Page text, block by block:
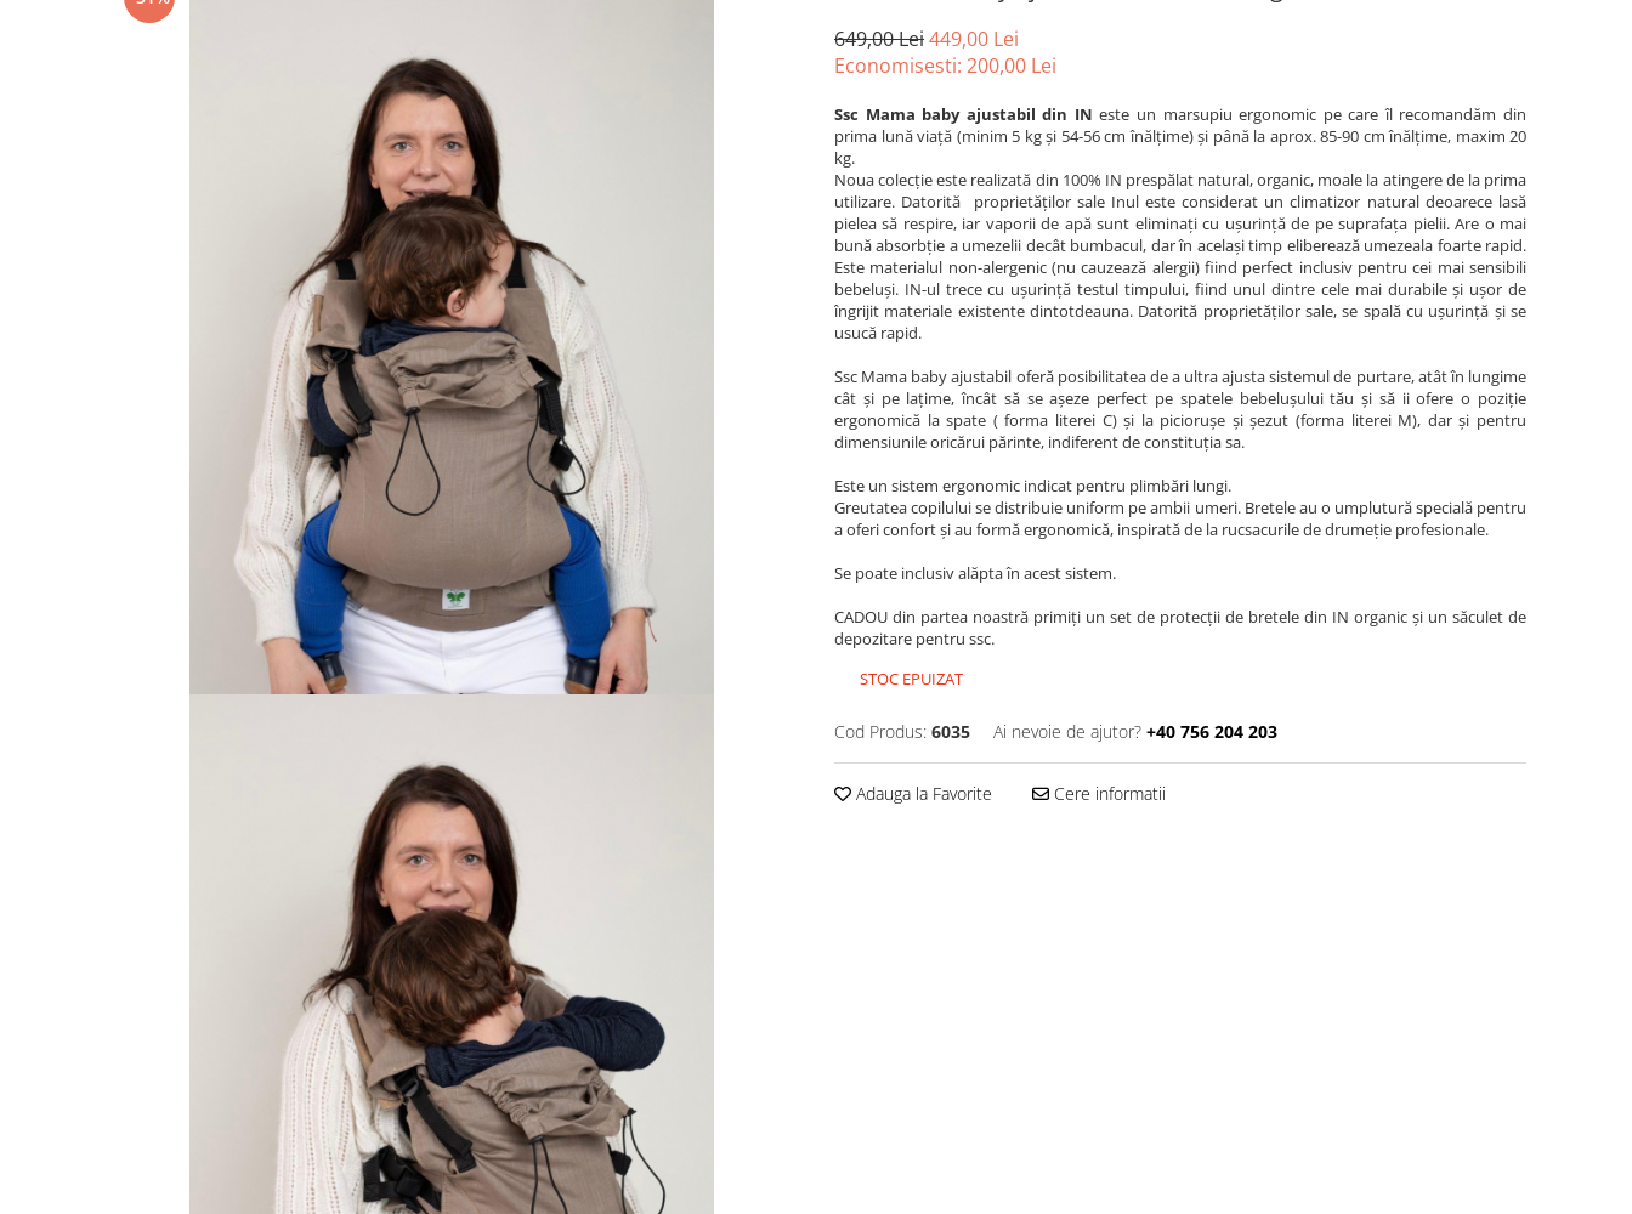
649,00 Lei449,00 Lei
Economisesti: 200,00 Lei
Ssc Mama baby ajustabil din IN este un marsupiu ergonomic pe care îl recomandăm din
prima lună viață (minim 5 kg și 54-56 cm înălțime) și până la aprox. 85-90 cm înălțime, maxim 20
kg.
Noua colecție este realizată din 100% IN prespălat natural, organic, moale la atingere de la prima
utilizare. Datorită proprietăților sale Inul este considerat un climatizor natural deoarece lasă
pielea să respire, iar vaporii de apă sunt eliminați cu ușurință de pe suprafața pielii. Are o mai
bună absorbție a umezelii decât bumbacul, dar în același timp eliberează umezeala foarte rapid.
Este materialul non-alergenic (nu cauzează alergii) fiind perfect inclusiv pentru cei mai sensibili
bebeluși. IN-ul trece cu ușurință testul timpului, fiind unul dintre cele mai durabile și ușor de
îngrijit materiale existente dintotdeauna. Datorită proprietăților sale, se spală cu ușurință și se
usucă rapid.
Ssc Mama baby ajustabil oferă posibilitatea de a ultra ajusta sistemul de purtare, atât în lungime
cât și pe lațime, încât să se așeze perfect pe spatele bebelușului tău și să ii ofere o poziție
ergonomică la spate ( forma literei C) și la piciorușe și șezut (forma literei M), dar și pentru
dimensiunile oricărui părinte, indiferent de constituția sa.
Este un sistem ergonomic indicat pentru plimbări lungi.
Greutatea copilului se distribuie uniform pe ambii umeri. Bretele au o umplutură specială pentru
a oferi confort și au formă ergonomică, inspirată de la rucsacurile de drumeție profesionale.
Se poate inclusiv alăpta în acest sistem.
CADOU din partea noastră primiți un set de protecții de bretele din IN organic și un săculet de
depozitare pentru ssc.
STOC EPUIZAT
Cod Produs: 6035 Ai nevoie de ajutor? +40 756 204 203
Adauga la Favorite Cere informatii